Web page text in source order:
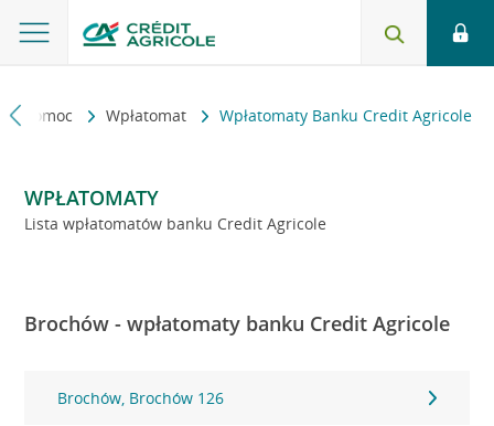
i pomoc Wpłatomat Wpłatomaty Banku Credit Agricole
WPŁATOMATY
Lista wpłatomatów banku Credit Agricole
Brochów - wpłatomaty banku Credit Agricole
Brochów, Brochów 126